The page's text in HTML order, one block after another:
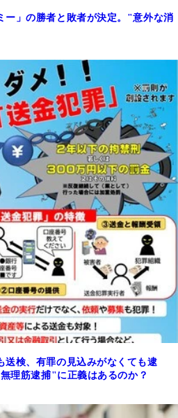
ー」の勝者と敗者が決定。"意外な消
送検、有罪の見込みがなくても逮
理筋逮捕"に正義はあるのか？